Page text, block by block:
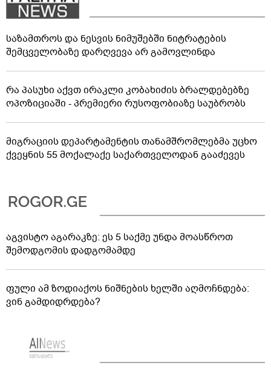
საზამთროს და ნესვის ნიმუშებში ნიტრატების
შემცველობაზე დარღვევა არ გამოვლინდა
რა პასუხი აქვთ ირაკლი კობახიძის ბრალდებებზე
ოპოზიციაში - პრემიერი რუსოფობიაზე საუბრობს
მიგრაციის დეპარტამენტის თანამშრომლებმა უცხო
ქვეყნის 55 მოქალაქე საქართველოდან გააძევეს
აგვისტო აგარაკზე: ეს 5 საქმე უნდა მოასწროთ
შემოდგომის დადგომამდე
ფული ამ ზოდიაქოს ნიშნების ხელში აღმოჩნდება:
ვინ გამდიდრდება?